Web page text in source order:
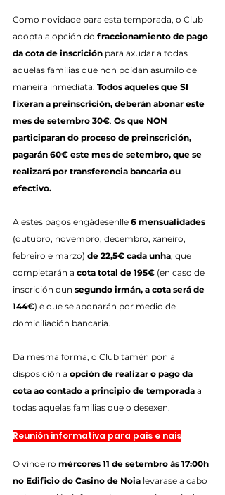
Como novidade para esta temporada, o Club
adopta a opción do fraccionamiento de pago
da cota de inscrición para axudar a todas
aquelas familias que non poidan asumilo de
maneira inmediata. Todos aqueles que SI
fixeran a preinscrición, deberán abonar este
mes de setembro 30€. Os que NON
participaran do proceso de preinscrición,
pagarán 60€ este mes de setembro, que se
realizará por transferencia bancaria ou
efectivo.
A estes pagos engádesenlle 6 mensualidades
(outubro, novembro, decembro, xaneiro,
febreiro e marzo) de 22,5€ cada unha, que
completarán a cota total de 195€ (en caso de
inscrición dun segundo irmán, a cota será de
144€) e que se abonarán por medio de
domiciliación bancaria.
Da mesma forma, o Club tamén pon a
disposición a opción de realizar o pago da
cota ao contado a principio de temporada a
todas aquelas familias que o desexen.
Reunión informativa para pais e nais
O vindeiro mércores 11 de setembro ás 17:00h
no Edificio do Casino de Noia levarase a cabo